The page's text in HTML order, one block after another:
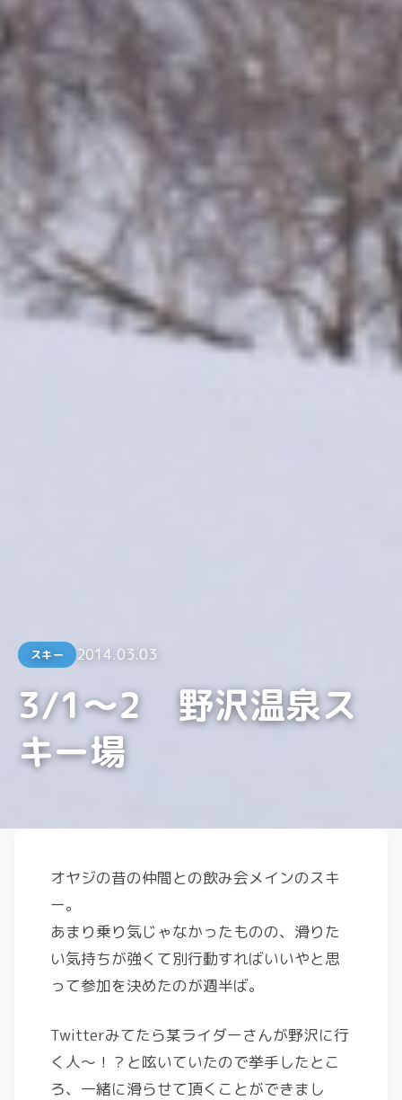
スキー 2014.03.03
3/1～2 野沢温泉ス
キー場
オヤジの昔の仲間との飲み会メインのスキ
ー。
あまり乗り気じゃなかったものの、滑りた
い気持ちが強くて別行動すればいいやと思
って参加を決めたのが週半ば。
Twitterみてたら某ライダーさんが野沢に行
く人～！？と呟いていたので挙手したとこ
ろ、一緒に滑らせて頂くことができまし